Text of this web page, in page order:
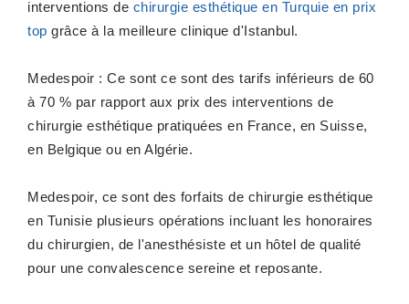
interventions de chirurgie esthétique en Turquie en prix
top grâce à la meilleure clinique d'Istanbul.
Medespoir : Ce sont ce sont des tarifs inférieurs de 60
à 70 % par rapport aux prix des interventions de
chirurgie esthétique pratiquées en France, en Suisse,
en Belgique ou en Algérie.
Medespoir, ce sont des forfaits de chirurgie esthétique
en Tunisie plusieurs opérations incluant les honoraires
du chirurgien, de l'anesthésiste et un hôtel de qualité
pour une convalescence sereine et reposante.